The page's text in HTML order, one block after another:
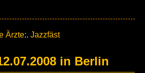
Ärzte:. Jazzfäst
in Berlin